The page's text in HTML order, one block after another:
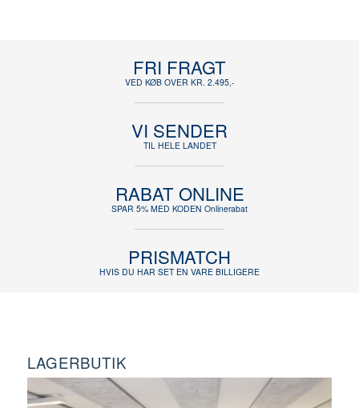
FRI FRAGT
VED KØB OVER KR. 2.495,-
VI SENDER
TIL HELE LANDET
RABAT ONLINE
SPAR 5% MED KODEN Onlinerabat
PRISMATCH
HVIS DU HAR SET EN VARE BILLIGERE
LAGERBUTIK